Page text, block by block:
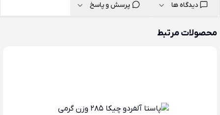
دیدگاه ها پرسش و پاسخ
محصولات مرتبط